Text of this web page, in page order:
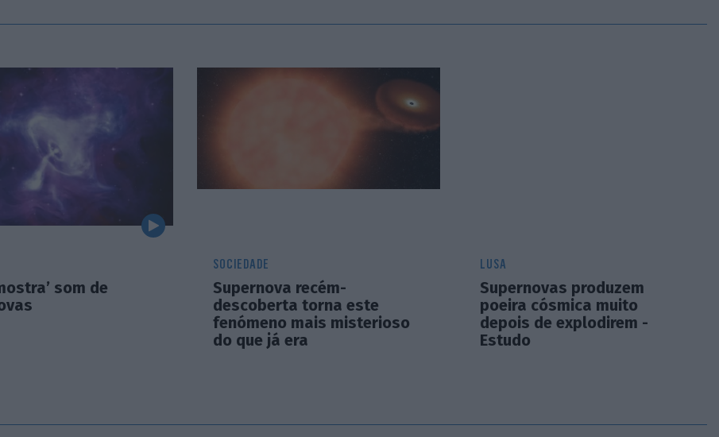
som de
SOCIEDADE
Supernova recém-
descoberta torna este
fenómeno mais misterioso
do que já era
LUSA
Supernovas produzem
poeira cósmica muito
depois de explodirem -
Estudo